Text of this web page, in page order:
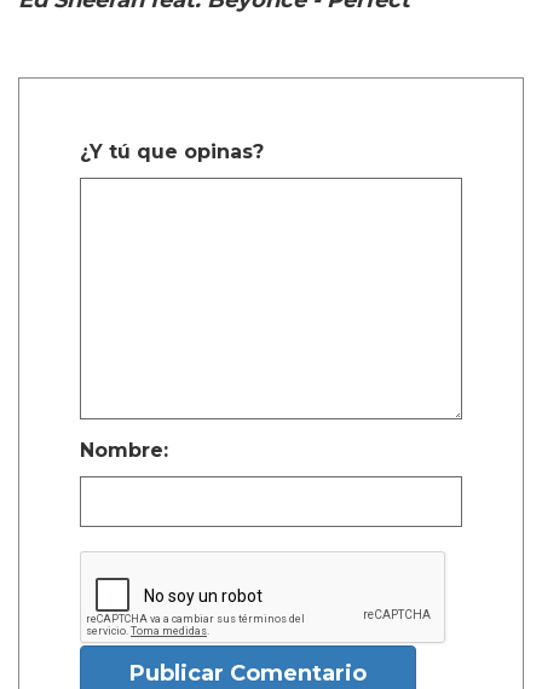
¿Y tú que opinas?
Nombre:
Publicar Comentario